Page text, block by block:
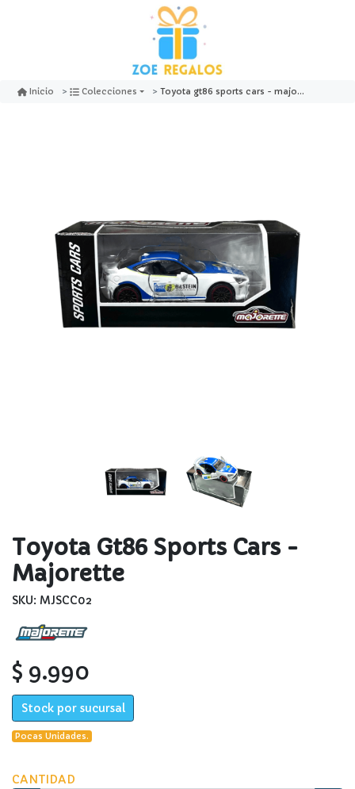
Inicio Colecciones Toyota gt86 sports cars - majorette
Toyota Gt86 Sports Cars -
Majorette
SKU: MJSCC02
$ 9.990
Stock por sucursal
Pocas Unidades.
CANTIDAD